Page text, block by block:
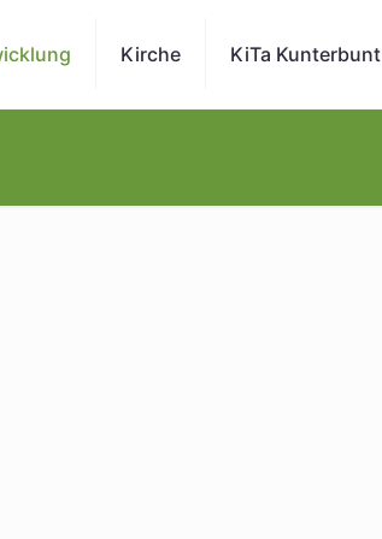
Kirche KiTa Kunterbunt